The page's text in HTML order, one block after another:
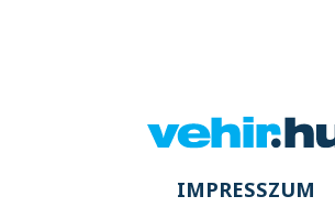
IMPRESSZUM